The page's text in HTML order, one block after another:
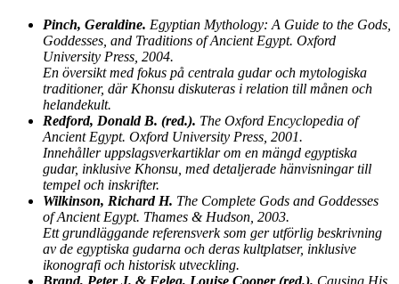
Pinch, Geraldine. Egyptian Mythology: A Guide to the Gods,
Goddesses, and Traditions of Ancient Egypt. Oxford
University Press, 2004.
En översikt med fokus på centrala gudar och mytologiska
traditioner, där Khonsu diskuteras i relation till månen och
helandekult.
Redford, Donald B. (red.). The Oxford Encyclopedia of
Ancient Egypt. Oxford University Press, 2001.
Innehåller uppslagsverkartiklar om en mängd egyptiska
gudar, inklusive Khonsu, med detaljerade hänvisningar till
tempel och inskrifter.
Wilkinson, Richard H. The Complete Gods and Goddesses
of Ancient Egypt. Thames & Hudson, 2003.
Ett grundläggande referensverk som ger utförlig beskrivning
av de egyptiska gudarna och deras kultplatser, inklusive
ikonografi och historisk utveckling.